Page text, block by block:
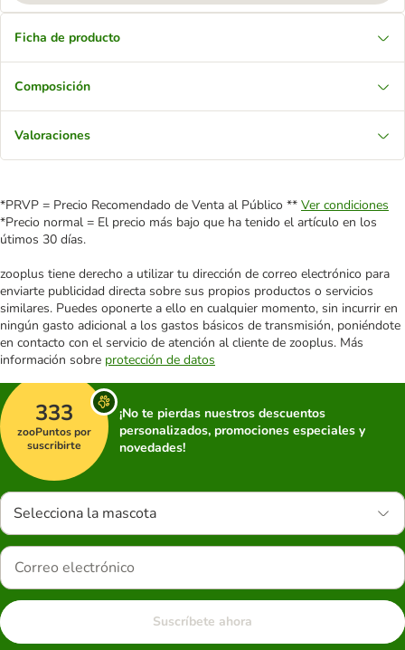
Ficha de producto
Composición
Valoraciones
*PRVP = Precio Recomendado de Venta al Público ** Ver condiciones
*Precio normal = El precio más bajo que ha tenido el artículo en los
útimos 30 días.
zooplus tiene derecho a utilizar tu dirección de correo electrónico para
enviarte publicidad directa sobre sus propios productos o servicios
similares. Puedes oponerte a ello en cualquier momento, sin incurrir en
ningún gasto adicional a los gastos básicos de transmisión, poniéndote
en contacto con el servicio de atención al cliente de zooplus. Más
información sobre protección de datos
333
zooPuntos por
suscribirte
¡No te pierdas nuestros descuentos
personalizados, promociones especiales y
novedades!
Selecciona la mascota
Suscríbete ahora